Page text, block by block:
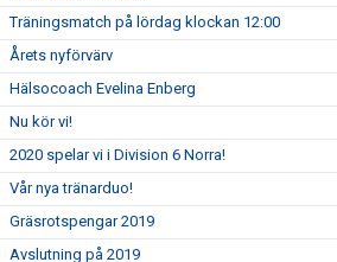
Träningsmatch på lördag klockan 12:00
Årets nyförvärv
Hälsocoach Evelina Enberg
Nu kör vi!
2020 spelar vi i Division 6 Norra!
Vår nya tränarduo!
Gräsrotspengar 2019
Avslutning på 2019